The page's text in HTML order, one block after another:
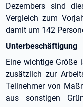
Dezembers sind
Vergleich zum
damit um 142
Unterbeschäftigung
Eine wichtige Größe
zusätzlich zur
Teilnehmer von
aus sonstigen